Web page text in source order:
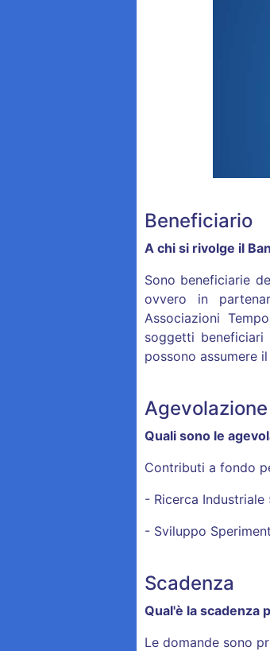
Beneficiario
A chi si rivolge il
Sono beneficiarie
ovvero in
Associazioni
soggetti
possono assumere
Agevolazione
Quali sono le
Contributi a fondo
- Ricerca Industriale
- Sviluppo
Scadenza
Qual'è la scadenza
Le domande sono